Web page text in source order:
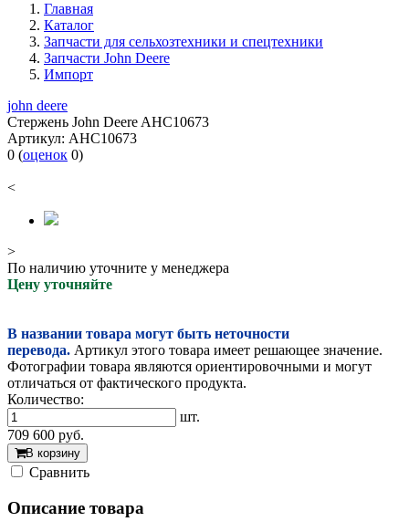
Главная
Каталог
Запчасти для сельхозтехники и спецтехники
Запчасти John Deere
Импорт
john deere
Стержень John Deere AHC10673
Артикул: AHC10673
0 (оценок 0)
<
>
По наличию уточните у менеджера
Цену уточняйте
В названии товара могут быть неточности
перевода. Артикул этого товара имеет решающее значение.
Фотографии товара являются ориентировочными и могут
отличаться от фактического продукта.
Количество:
шт.
709 600 руб.
В корзину
Cравнить
Описание товара